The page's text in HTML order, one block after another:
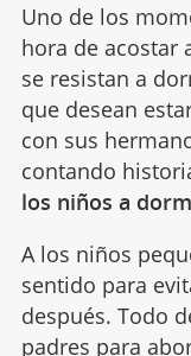
Uno de los
hora de acostar
se resistan a
que desean
con sus
contando
los niños a
A los niños
sentido para
después. Todo
padres para